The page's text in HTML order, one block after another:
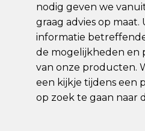
nodig geven we
graag advies op
informatie
de mogelijkheden en
van onze producten.
een kijkje tijdens een
op zoek te gaan naar